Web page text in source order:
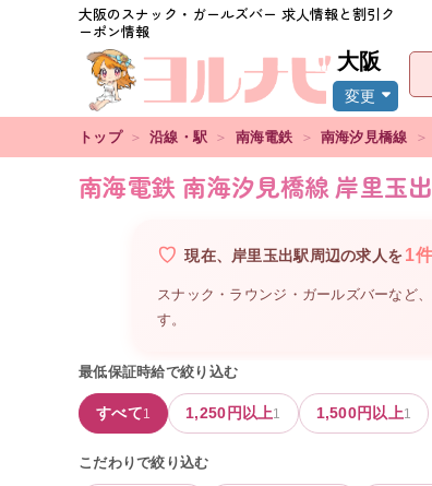
大阪のスナック・ガールズバー 求人情報と割引ク
ーポン情報
大阪
変更
トップ ＞ 沿線・駅 ＞ 南海電鉄 ＞ 南海汐見橋線 ＞
南海電鉄 南海汐見橋線 岸里玉
現在、 岸里玉出駅周辺の求人を1件
スナック・ラウンジ・ガールズバーなど、
す。
最低保証時給で絞り込む
すべて1 1,250 円以上1 1,500円以上1
こだわりで絞り込む